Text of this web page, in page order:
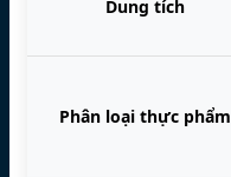
Dung tích
Phân loại thực phẩm